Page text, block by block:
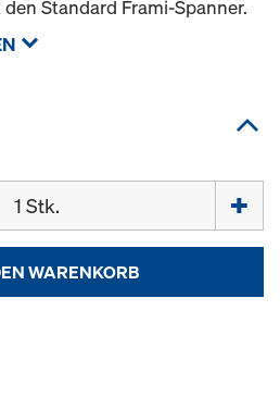
Standard Frami-Spanner.
WARENKORB